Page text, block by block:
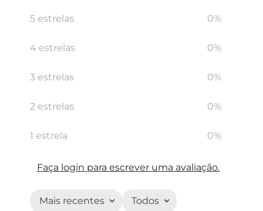
5 estrelas 0%
4 estrelas 0%
3 estrelas 0%
2 estrelas 0%
1 estrela 0%
Faça login para escrever uma avaliação.
Mais recentes Todos